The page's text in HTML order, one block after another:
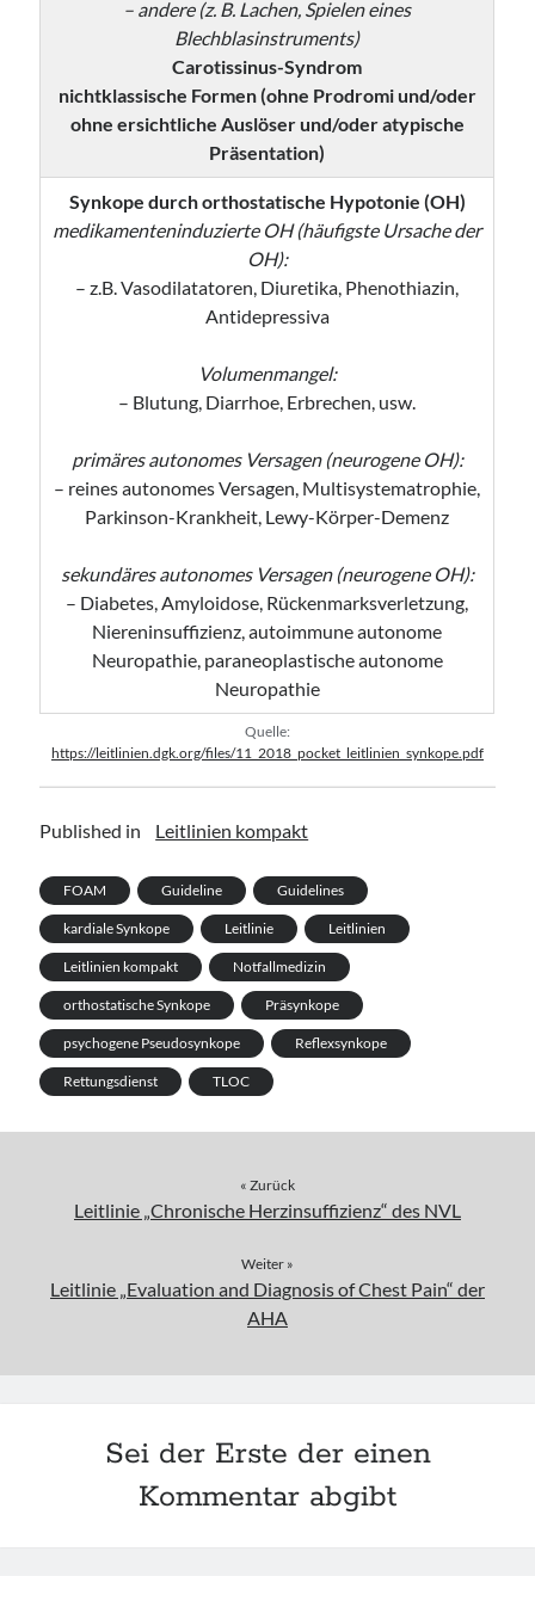
– andere (z. B. Lachen, Spielen eines
Blechblasinstruments)
Carotissinus-Syndrom
nichtklassische Formen (ohne Prodromi und/oder
ohne ersichtliche Auslöser und/oder atypische
Präsentation)
Synkope durch orthostatische Hypotonie (OH)
medikamenteninduzierte OH (häufigste Ursache der
OH):
– z.B. Vasodilatatoren, Diuretika, Phenothiazin,
Antidepressiva
Volumenmangel:
– Blutung, Diarrhoe, Erbrechen, usw.
primäres autonomes Versagen (neurogene OH):
– reines autonomes Versagen, Multisystematrophie,
Parkinson-Krankheit, Lewy-Körper-Demenz
sekundäres autonomes Versagen (neurogene OH):
– Diabetes, Amyloidose, Rückenmarksverletzung,
Niereninsuffizienz, autoimmune autonome
Neuropathie, paraneoplastische autonome
Neuropathie
Quelle:
https://leitlinien.dgk.org/files/11_2018_pocket_leitlinien_synkope.pdf
Published in Leitlinien kompakt
FOAM Guideline Guidelines
kardiale Synkope Leitlinie Leitlinien
Leitlinien kompakt Notfallmedizin
orthostatische Synkope Präsynkope
psychogene Pseudosynkope Reflexsynkope
Rettungsdienst TLOC
« Zurück
Leitlinie „Chronische Herzinsuffizienz“ des NVL
Weiter »
Leitlinie „Evaluation and Diagnosis of Chest Pain“ der
AHA
Sei der Erste der einen
Kommentar abgibt